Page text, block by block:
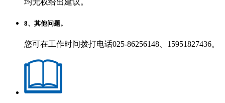
均无权给出建议。
8、其他问题。
您可在工作时间拨打电话025-86256148、15951827436。